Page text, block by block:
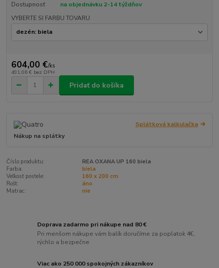
Dostupnosť
na objednávku 2-14 týždňov
VYBERTE SI FARBU TOVARU
604,00 €/ks
491,06 € bez DPH
Pridať do košíka
Splátková kalkulačka
Nákup na splátky
Číslo produktu:
REA OXANA UP 160 biela
Farba:
biela
Veľkosť postele:
160 x 200 cm
Rošt:
áno
Matrac:
nie
Doprava zadarmo pri nákupe nad 80 €
Pri menšom nákupe vám balík doručíme za poplatok 4€,
rýchlo a bezpečne
Viac ako 250 000 spokojných zákazníkov